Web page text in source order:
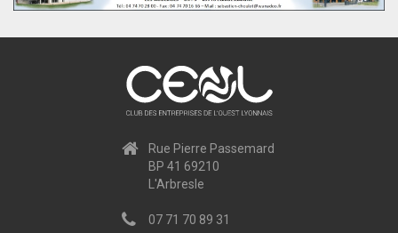
Rue Pierre Passemard
BP 41 69210
L'Arbresle
07 71 70 89 31